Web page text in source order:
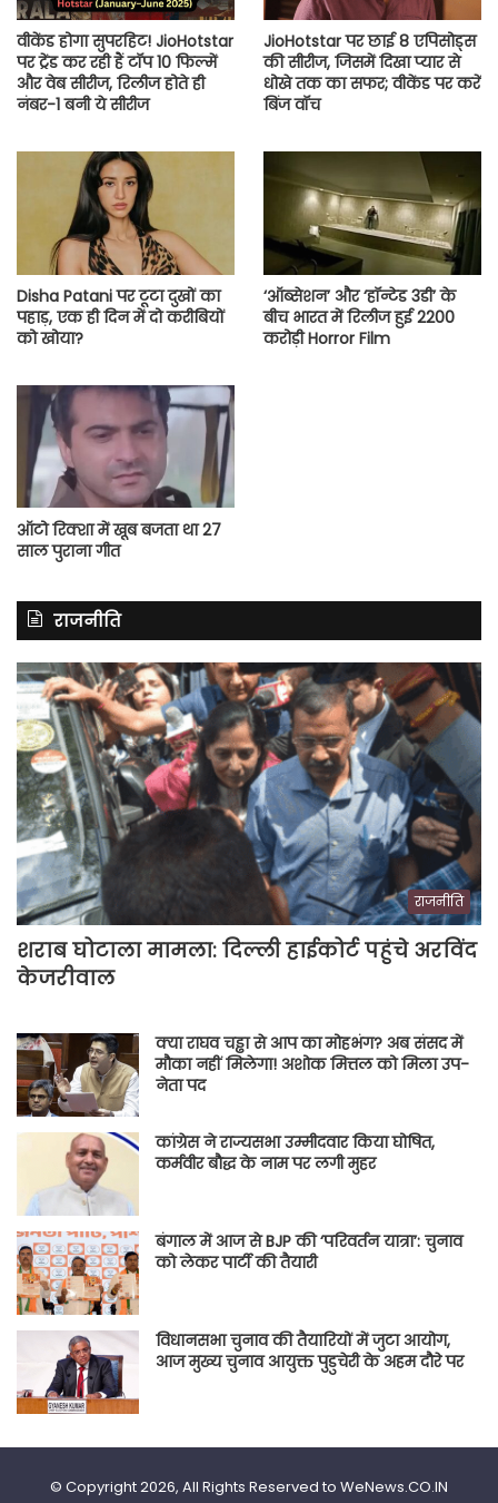
वीकेंड होगा सुपरहिट! JioHotstar
पर ट्रेंड कर रही हैं टॉप 10 फिल्में
और वेब सीरीज, रिलीज होते ही
नंबर-1 बनी ये सीरीज
JioHotstar पर छाई 8 एपिसोड्स
की सीरीज, जिसमें दिखा प्यार से
धोखे तक का सफर; वीकेंड पर करें
बिंज वॉच
Disha Patani पर टूटा दुखों का
पहाड़, एक ही दिन में दो करीबियों
को खोया?
‘ऑब्सेशन’ और ‘हॉन्टेड 3डी’ के
बीच भारत में रिलीज हुई 2200
करोड़ी Horror Film
ऑटो रिक्शा में खूब बजता था 27
साल पुराना गीत
राजनीति
राजनीति
शराब घोटाला मामला: दिल्ली हाईकोर्ट पहुंचे अरविंद
केजरीवाल
क्या राघव चड्ढा से आप का मोहभंग? अब संसद में
मौका नहीं मिलेगा! अशोक मित्तल को मिला उप-
नेता पद
कांग्रेस ने राज्यसभा उम्मीदवार किया घोषित,
कर्मवीर बौद्ध के नाम पर लगी मुहर
बंगाल में आज से BJP की ‘परिवर्तन यात्रा’: चुनाव
को लेकर पार्टी की तैयारी
विधानसभा चुनाव की तैयारियों में जुटा आयोग,
आज मुख्य चुनाव आयुक्त पुडुचेरी के अहम दौरे पर
© Copyright 2026, All Rights Reserved to WeNews.CO.IN